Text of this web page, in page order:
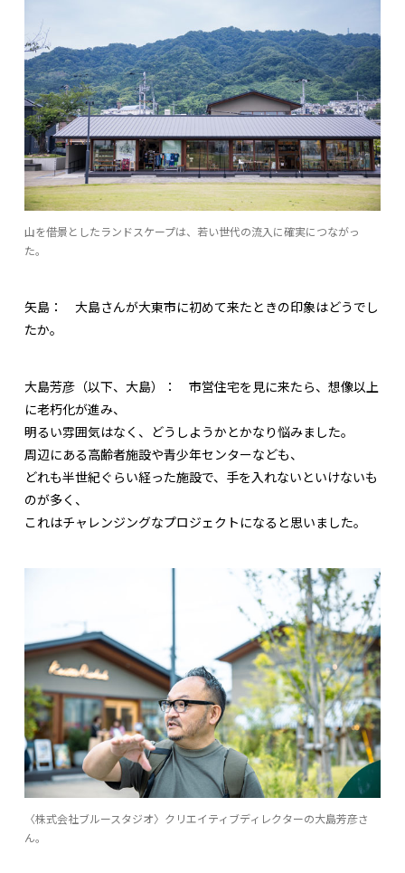
山を借景としたランドスケープは、若い世代の流入に確実につながっ
た。
矢島： 大島さんが大東市に初めて来たときの印象はどうでし
たか。
大島芳彦（以下、大島）： 市営住宅を見に来たら、想像以上
に老朽化が進み、
明るい雰囲気はなく、どうしようかとかなり悩みました。
周辺にある高齢者施設や青少年センターなども、
どれも半世紀ぐらい経った施設で、手を入れないといけないも
のが多く、
これはチャレンジングなプロジェクトになると思いました。
〈株式会社ブルースタジオ〉クリエイティブディレクターの大島芳彦さ
ん。